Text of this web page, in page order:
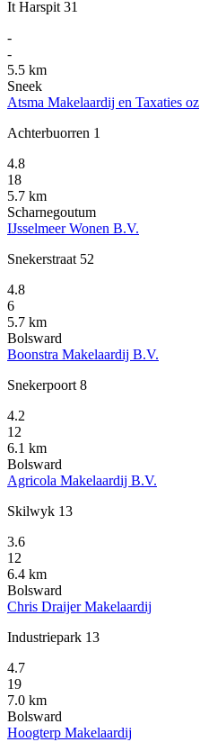
It Harspit 31
-
-
5.5 km
Sneek
Atsma Makelaardij en Taxaties oz
Achterbuorren 1
4.8
18
5.7 km
Scharnegoutum
IJsselmeer Wonen B.V.
Snekerstraat 52
4.8
6
5.7 km
Bolsward
Boonstra Makelaardij B.V.
Snekerpoort 8
4.2
12
6.1 km
Bolsward
Agricola Makelaardij B.V.
Skilwyk 13
3.6
12
6.4 km
Bolsward
Chris Draijer Makelaardij
Industriepark 13
4.7
19
7.0 km
Bolsward
Hoogterp Makelaardij